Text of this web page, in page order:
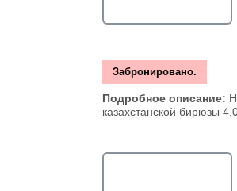
Забронировано.
Подробное описание:
казахстанской бирюзы